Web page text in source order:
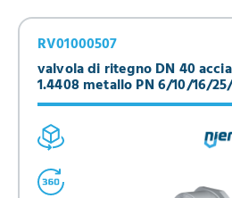
valvola di ritegno DN 40
1.4408 metallo PN 6/10/16/
Forma B
RV01000507